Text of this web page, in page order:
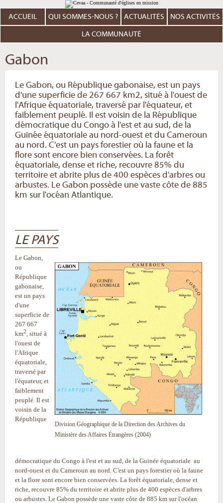
au
contenu.
Aller
personnels
ACCUEIL QUI SOMMES-NOUS ? ACTUALITÉS NOS ACTIVITÉS
LA COMMUNAUTÉ
Gabon
Le Gabon, ou République gabonaise, est un pays
d'une superficie de 267 667 km2, situé à l'ouest de
l'Afrique équatoriale, traversé par l'équateur, et
faiblement peuplé. Il est voisin de la République
démocratique du Congo à l'est et au sud, de la
Guinée équatoriale au nord-ouest et du Cameroun
au nord. C'est un pays forestier où la faune et la
flore sont encore bien conservées. La forêt
équatoriale, dense et riche, recouvre 85% du
territoire et abrite plus de 400 espèces d'arbres ou
arbustes. Le Gabon possède une vaste côte de 885
km sur l'océan Atlantique.
LE PAYS
Division Géographique de la Direction des Archives du
Ministère des Affaires Étrangères (2004)
Le Gabon,
ou
République
gabonaise,
est un pays
d'une
superficie de
267 667
km2, situé à
l'ouest de
l'Afrique
équatoriale,
traversé par
l'équateur, et
faiblement
peuplé. Il est
voisin de la
République
démocratique du Congo à l'est et au sud, de la Guinée équatoriale au
nord-ouest et du Cameroun au nord. C'est un pays forestier où la faune
et la flore sont encore bien conservées. La forêt équatoriale, dense et
riche, recouvre 85% du territoire et abrite plus de 400 espèces d'arbres
ou arbustes. Le Gabon possède une vaste côte de 885 km sur l'océan